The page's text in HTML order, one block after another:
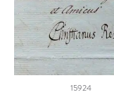
15924